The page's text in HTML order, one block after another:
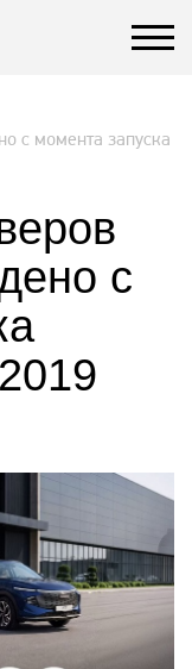
с момента запуска
с